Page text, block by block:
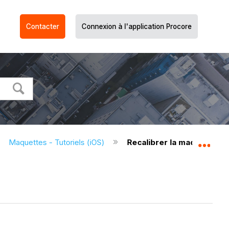
Contacter Connexion à l'application Procore
Maquettes - Tutoriels (iOS) Recalibrer la maquette